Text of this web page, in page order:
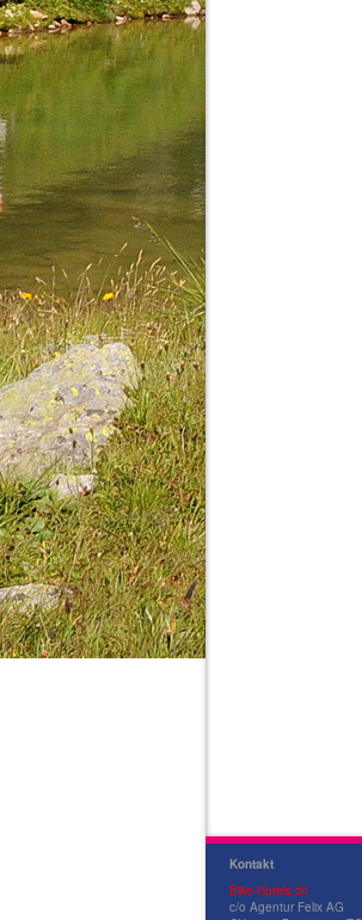
Kontakt
Bike-Hotels.ch
c/o Agentur Felix AG